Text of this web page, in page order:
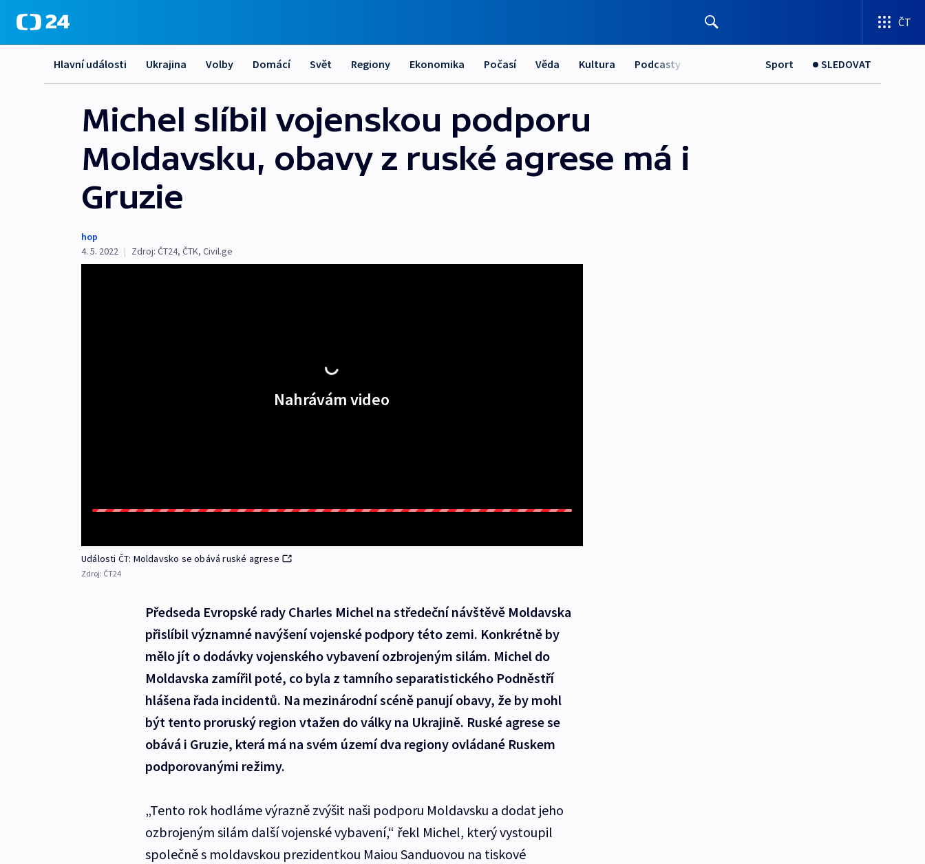
ČT
Hlavní události Ukrajina Volby Domácí Svět Regiony Ekonomika Počasí Věda Kultura Podcasty Sport SLEDOVAT
Michel slíbil vojenskou podporu
Moldavsku, obavy z ruské agrese má i
Gruzie
hop
4. 5. 2022 | Zdroj: ČT24, ČTK, Civil.ge
Nahrávám video
Události ČT: Moldavsko se obává ruské agrese
Zdroj: ČT24
Předseda Evropské rady Charles Michel na středeční návštěvě Moldavska
přislíbil významné navýšení vojenské podpory této zemi. Konkrétně by
mělo jít o dodávky vojenského vybavení ozbrojeným silám. Michel do
Moldavska zamířil poté, co byla z tamního separatistického Podněstří
hlášena řada incidentů. Na mezinárodní scéně panují obavy, že by mohl
být tento proruský region vtažen do války na Ukrajině. Ruské agrese se
obává i Gruzie, která má na svém území dva regiony ovládané Ruskem
podporovanými režimy.
„Tento rok hodláme výrazně zvýšit naši podporu Moldavsku a dodat jeho
ozbrojeným silám další vojenské vybavení,“ řekl Michel, který vystoupil
společně s moldavskou prezidentkou Maiou Sanduovou na tiskové